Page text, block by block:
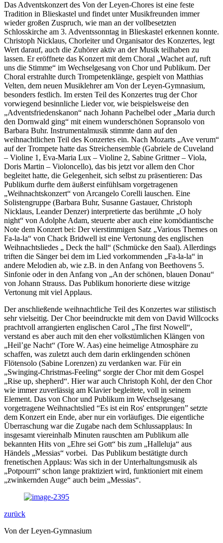
Das Adventskonzert des Von der Leyen-Chores ist eine feste
Tradition in Blieskastel und findet unter Musikfreunden immer
wieder großen Zuspruch, wie man an der vollbesetzten
Schlosskirche am 3. Adventssonntag in Blieskastel erkennen konnte.
Christoph Nicklaus, Chorleiter und Organisator des Konzertes, legt
Wert darauf, auch die Zuhörer aktiv an der Musik teilhaben zu
lassen. Er eröffnete das Konzert mit dem Choral „Wachet auf, ruft
uns die Stimme“ im Wechselgesang von Chor und Publikum. Der
Choral erstrahlte durch Trompetenklänge, gespielt von Matthias
Velten, dem neuen Musiklehrer am Von der Leyen-Gymnasium,
besonders festlich. Im ersten Teil des Konzertes trug der Chor
vorwiegend besinnliche Lieder vor, wie beispielsweise den
„Adventsfriedenskanon“ nach Johann Pachelbel oder „Maria durch
den Dornwald ging“ mit einem wunderschönen Sopransolo von
Barbara Buhr. Instrumentalmusik stimmte dann auf den
weihnachtlichen Teil des Konzertes ein. Nach Mozarts „Ave verum“
auf der Trompete hatte das Streichensemble (Gabriele de Cuveland
– Violine 1, Eva-Maria Lux – Violine 2, Sabine Grittner – Viola,
Doris Martin – Violoncello), das bis jetzt vor allem den Chor
begleitet hatte, die Gelegenheit, sich selbst zu präsentieren: Das
Publikum durfte dem äußerst einfühlsam vorgetragenen
„Weihnachtskonzert“ von Arcangelo Corelli lauschen. Eine
Solistengruppe (Barbara Buhr, Susanne Gastauer, Christoph
Nicklaus, Leander Denzer) interpretierte das berühmte „O holy
night“ von Adolphe Adam, steuerte aber auch eine komödiantische
Note dem Konzert bei: Der vierstimmigen Satz „Various Themes on
Fa-la-la“ von Chack Bridwell ist eine Vertonung des englischen
Weihnachtsliedes „ Deck the hall“ (Schmücke den Saal). Allerdings
triften die Sänger bei dem im Lied vorkommenden „Fa-la-la“ in
andere Melodien ab, wie z.B. in den Anfang von Beethovens 5.
Sinfonie oder in den Anfang von „An der schönen, blauen Donau“
von Johann Strauss. Das Publikum honorierte diese witzige
Vertonung mit viel Applaus.
Der anschließende weihnachtliche Teil des Konzertes war stilistisch
sehr vielseitig. Der Chor beeindruckte mit dem von David Willcocks
prachtvoll arrangierten englischen Carol „The first Nowell“,
verstand es aber auch mit den eher volkstümlichen Klängen von
„Heil’ge Nacht“ (Tore W. Aas) eine heimelige Atmosphäre zu
schaffen, was zuletzt auch dem darin erklingenden schönen
Flötensolo (Sabine Lorenzen) zu verdanken war. Für ein
„Swinging-Christmas-Feeling“ sorgte der Chor mit dem Gospel
„Rise up, shepherd“. Hier war auch Christoph Kohl, der den Chor
wie immer zuverlässig am Klavier begleitete, voll in seinem
Element. Das von Chor und Publikum im Wechselgesang
vorgetragene Weihnachtslied “Es ist ein Ros' entsprungen” setzte
dem Konzert ein Ende, aber nur ein vorläufiges. Die eigentliche
Überraschung war die Zugabe nach dem Schlussapplaus: In
insgesamt viereinhalb Minuten rauschten am Publikum alle
bekannten Hits von „Ehre sei Gott“ bis zum „Halleluja“ aus
Händels „Messias“ vorbei. Das Publikum bestätigte durch
frenetischen Applaus: Was sich in der Unterhaltungsmusik als
„Potpourri“ schon lange praktiziert wird, funktioniert mit einem
„zwinkernden Auge“ auch beim „Messias“.
zurück
Von der Leyen-Gymnasium